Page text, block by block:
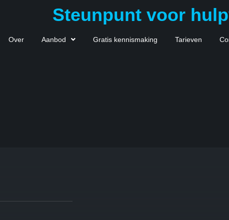
Steunpunt voor
Over Aanbod Gratis kennismaking Tarieven